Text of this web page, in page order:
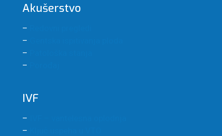
Akušerstvo
–
–
–
–
IVF
–
–